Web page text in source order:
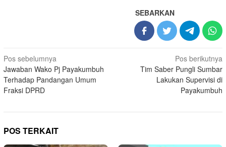
SEBARKAN
Navigasi
pos
Pos sebelumnya
Jawaban Wako Pj Payakumbuh
Terhadap Pandangan Umum
Fraksi DPRD
Pos berikutnya
Tim Saber Pungli Sumbar
Lakukan Supervisi di
Payakumbuh
POS TERKAIT